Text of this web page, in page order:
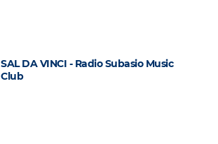
SAL DA VINCI - Radio Subasio Music
Club